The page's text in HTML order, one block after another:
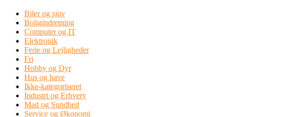
Biler og sjov
Boligindretning
Computer og IT
Elektronik
Ferie og Lejligheder
Fri
Hobby og Dyr
Hus og have
Ikke-kategoriseret
Industri og Erhverv
Mad og Sundhed
Service og Økonomi